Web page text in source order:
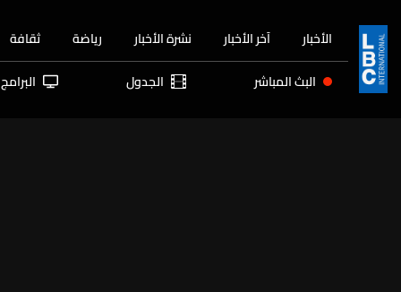
الأخبار آخر الأخبار نشرة الأخبار رياضة ثقافة
البث المباشر الجدول البرامج